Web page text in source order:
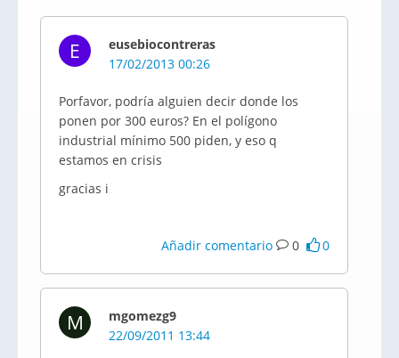
E
eusebiocontreras
17/02/2013 00:26
Porfavor, podría alguien decir donde los
ponen por 300 euros? En el polígono
industrial mínimo 500 piden, y eso q
estamos en crisis
gracias i
Añadir comentario 0 0
M
mgomezg9
22/09/2011 13:44